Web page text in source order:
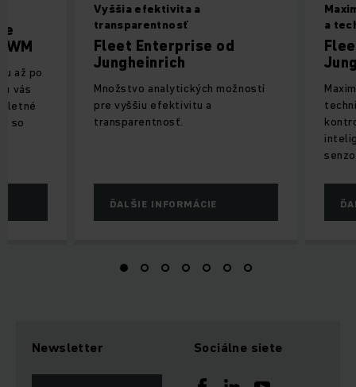
Vyššia efektivita a
transparentnosť
Fleet Enterprise od
Jungheinrich
Množstvo analytických možností
pre vyššiu efektivitu a
transparentnosť.
ĎALŠIE INFORMÁCIE
a
až po
vás
so
Newsletter Sociálne siete